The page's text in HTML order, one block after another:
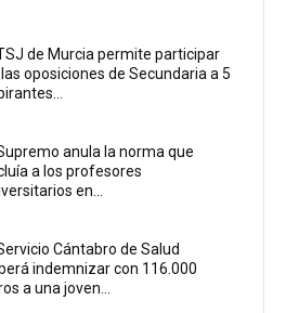
de Murcia permite participar
oposiciones de Secundaria a 5
anula la norma que
a los profesores
en...
Cántabro de Salud
indemnizar con 116.000
a una joven...